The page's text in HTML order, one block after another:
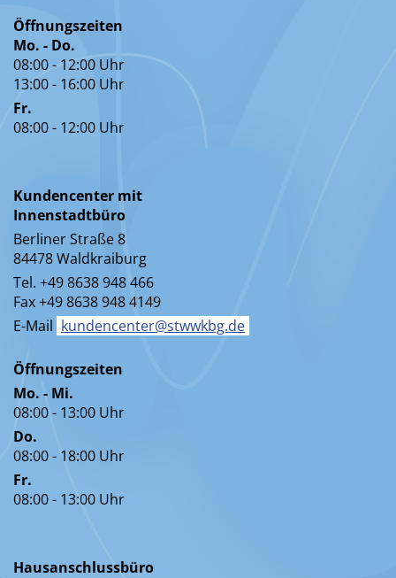
Öffnungszeiten
Mo. - Do.
08:00 - 12:00 Uhr
13:00 - 16:00 Uhr
Fr.
08:00 - 12:00 Uhr
Kundencenter mit
Innenstadtbüro
Berliner Straße 8
84478 Waldkraiburg
Tel. +49 8638 948 466
Fax +49 8638 948 4149
E-Mail kundencenter@stwwkbg.de
Öffnungszeiten
Mo. - Mi.
08:00 - 13:00 Uhr
Do.
08:00 - 18:00 Uhr
Fr.
08:00 - 13:00 Uhr
Hausanschlussbüro